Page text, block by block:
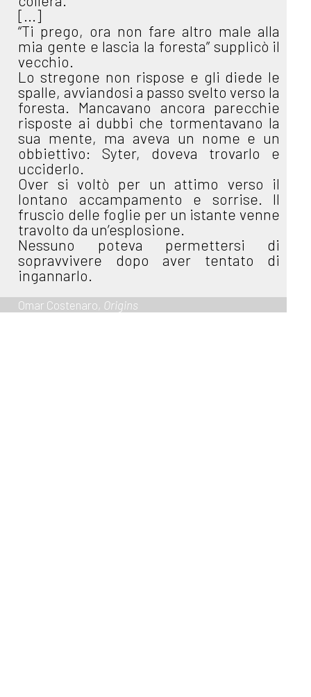
[...]
“Ti prego, ora non fare altro male alla
mia gente e lascia la foresta” supplicò il
vecchio.
Lo stregone non rispose e gli diede le
spalle, avviandosi a passo svelto verso la
foresta. Mancavano ancora parecchie
risposte ai dubbi che tormentavano la
sua mente, ma aveva un nome e un
obbiettivo: Syter, doveva trovarlo e
ucciderlo.
Over si voltò per un attimo verso il
lontano accampamento e sorrise. Il
fruscio delle foglie per un istante venne
travolto da un’esplosione.
Nessuno poteva permettersi di
sopravvivere dopo aver tentato di
ingannarlo.
Omar Costenaro, Origins